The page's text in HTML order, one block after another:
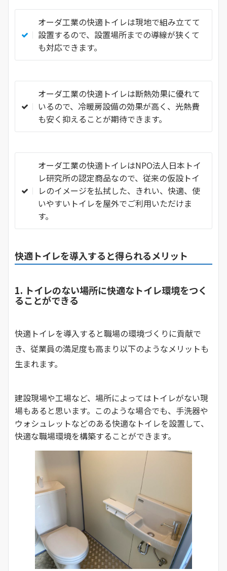
オーダ工業の快適トイレは現地で組み立てて
設置するので、設置場所までの導線が狭くて
も対応できます。
オーダ工業の快適トイレは断熱効果に優れて
いるので、冷暖房設備の効果が高く、光熱費
も安く抑えることが期待できます。
オーダ工業の快適トイレはNPO法人日本トイ
レ研究所の認定商品なので、従来の仮設トイ
レのイメージを払拭した、きれい、快適、使
いやすいトイレを屋外でご利用いただけま
す。
快適トイレを導入すると得られるメリット
1. トイレのない場所に快適なトイレ環境をつく
ることができる
快適トイレを導入すると職場の環境づくりに貢献で
き、従業員の満足度も高まり以下のようなメリットも
生まれます。
建設現場や工場など、場所によってはトイレがない現
場もあると思います。このような場合でも、手洗器や
ウォシュレットなどのある快適なトイレを設置して、
快適な職場環境を構築することができます。